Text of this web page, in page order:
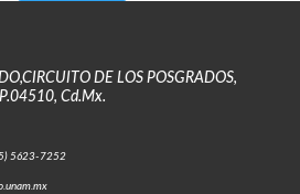
DE LOS POSGRADOS,
Cd.Mx.
5623-7252